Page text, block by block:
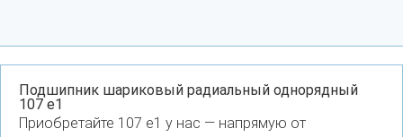
Подшипник шариковый радиальный однорядный
107 е1
Приобретайте 107 е1 у нас — напрямую от